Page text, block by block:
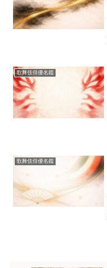
歌舞伎俳優名鑑
歌舞伎俳優名鑑